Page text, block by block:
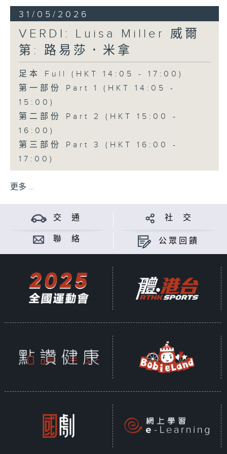
31/05/2026
VERDI: Luisa Miller 威爾
第: 路易莎．米拿
足本 Full (HKT 14:05 - 17:00)
第一部份 Part 1 (HKT 14:05 -
15:00)
第二部份 Part 2 (HKT 15:00 -
16:00)
第三部份 Part 3 (HKT 16:00 -
17:00)
更多 ...
交 通 社 交
聯 絡 公眾回饋